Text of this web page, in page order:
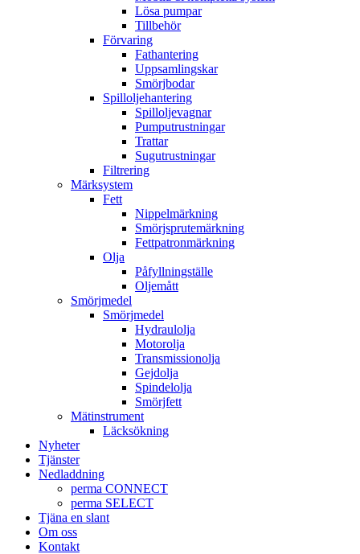
Lösa pumpar
Tillbehör
Förvaring
Fathantering
Uppsamlingskar
Smörjbodar
Spilloljehantering
Spilloljevagnar
Pumputrustningar
Trattar
Sugutrustningar
Filtrering
Märksystem
Fett
Nippelmärkning
Smörjsprutemärkning
Fettpatronmärkning
Olja
Påfyllningställe
Oljemått
Smörjmedel
Smörjmedel
Hydraulolja
Motorolja
Transmissionolja
Gejdolja
Spindelolja
Smörjfett
Mätinstrument
Läcksökning
Nyheter
Tjänster
Nedladdning
perma CONNECT
perma SELECT
Tjäna en slant
Om oss
Kontakt